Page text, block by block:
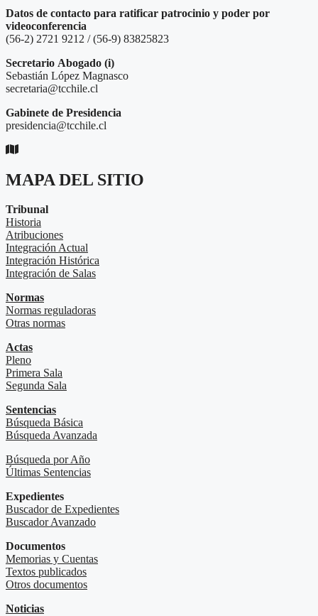
Datos de contacto para ratificar patrocinio y poder por
videoconferencia
(56-2) 2721 9212 / (56-9) 83825823
Secretario Abogado (i)
Sebastián López Magnasco
secretaria@tcchile.cl
Gabinete de Presidencia
presidencia@tcchile.cl
MAPA DEL SITIO
Tribunal
Historia
Atribuciones
Integración Actual
Integración Histórica
Integración de Salas
Normas
Normas reguladoras
Otras normas
Actas
Pleno
Primera Sala
Segunda Sala
Sentencias
Búsqueda Básica
Búsqueda Avanzada
Búsqueda por Año
Últimas Sentencias
Expedientes
Buscador de Expedientes
Buscador Avanzado
Documentos
Memorias y Cuentas
Textos publicados
Otros documentos
Noticias